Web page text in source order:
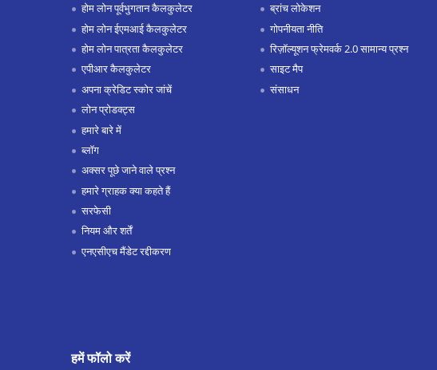
होम लोन पूर्वभुगतान कैलकुलेटर
होम लोन ईएमआई कैलकुलेटर
होम लोन पात्रता कैलकुलेटर
एपीआर कैलकुलेटर
अपना क्रेडिट स्कोर जांचें
लोन प्रोडक्ट्स
हमारे बारे में
ब्लॉग
अक्सर पूछे जाने वाले प्रश्न
हमारे ग्राहक क्या कहते हैं
सरफेसी
नियम और शर्तें
एनएसीएच मैंडेट रद्दीकरण
ब्रांच लोकेशन
गोपनीयता नीति
रिज़ॉल्यूशन फ्रेमवर्क 2.0 सामान्य प्रश्न
साइट मैप
संसाधन
हमें फॉलो करें